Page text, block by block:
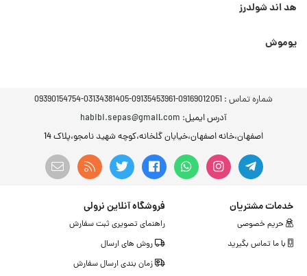
هد اند شولدرز
یوموش
شماره تماس : 09169012051-09135453961-03134381405-09390154754
آدرس ایمیل: habibi.sepas@gmail.com
اصفهان،خانه اصفهان،خیابان گلخانه،کوچه شهید نامجو،پلاک 14
خدمات مشتریان
حریم خصوصی
با ما تماس بگیرید
فروشگاه آنلاین نرولی
راهنمای تصویری ثبت سفارش
روش های ارسال
زمان بندی ارسال سفارش